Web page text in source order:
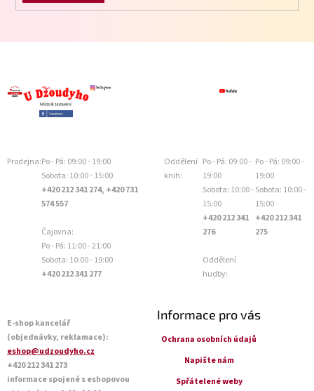
Prodejna:Po - Pá: 09:00 - 19:00
Sobota: 10:00 - 15:00
+420 212 341 274, +420 731
574 557
Čajovna:
Po - Pá: 11:00 - 21:00
Sobota: 10:00 - 19:00
+420 212 341 277
Oddělení
knih:
Po - Pá: 09:00 -
19:00
Sobota: 10:00 -
15:00
+420 212 341
276
Oddělení
hudby:
Po - Pá: 09:00 -
19:00
Sobota: 10:00 -
15:00
+420 212 341
275
E-shop kancelář
(objednávky, reklamace):
eshop@udzoudyho.cz
+420 212 341 273
informace spojené s eshopovou
Informace pro vás
Ochrana osobních údajů
Napište nám
Spřátelené weby